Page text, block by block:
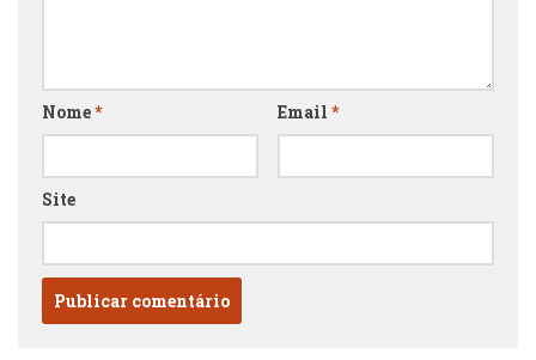
Nome* Email *
Site